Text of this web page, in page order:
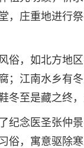
，庄重地进行
俗，如北方地
；江南水乡有
冬至是藏之终
纪念医圣张仲
俗，寓意驱除